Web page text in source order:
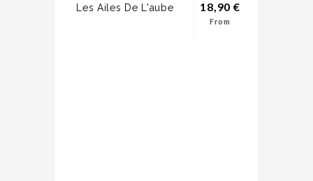
Les Ailes De L'aube 18,90 €
From